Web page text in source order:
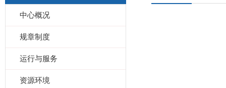
中心概况
规章制度
运行与服务
资源环境